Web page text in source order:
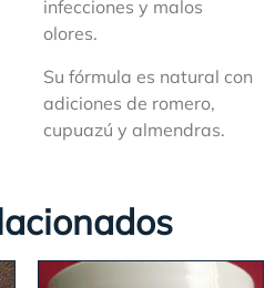
infecciones y malos
olores.
Su fórmula es natural con
adiciones de romero,
cupuazú y almendras.